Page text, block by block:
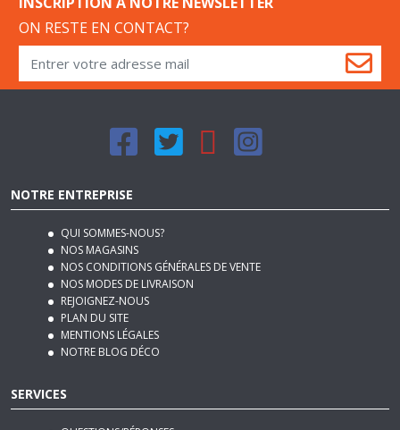
ON RESTE EN CONTACT?
NOS MAGASINS
NOS CONDITIONS GÉNÉRALES DE VENTE
NOS MODES DE LIVRAISON
REJOIGNEZ-NOUS
PLAN DU SITE
MENTIONS LÉGALES
NOTRE BLOG DÉCO